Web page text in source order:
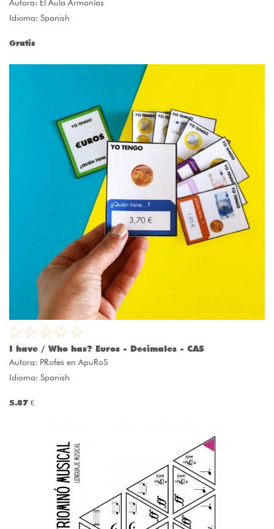
Autora: El Aula Armonías
Idioma: Spanish
Gratis
I have / Who has? Euros - Decimales - CAS
Autora: PRofes en ApuRoS
Idioma: Spanish
5.87 €